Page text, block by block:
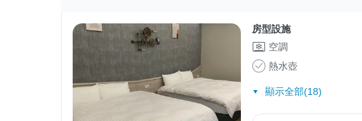
房型設施
空調
熱水壺
顯示全部(18)